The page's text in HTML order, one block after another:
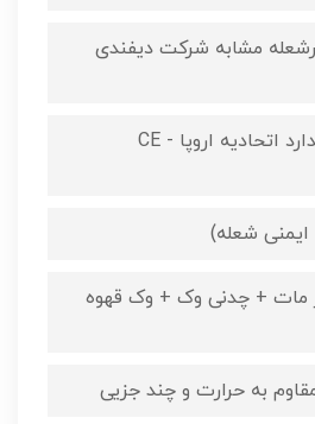
مشابه شرکت دیفندی
دارنده نشان استاندارد اتحادیه اروپا CE -
شعله)
مات + چدنی وک + وک قهوه
به حرارت و چند جزیی